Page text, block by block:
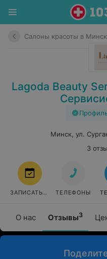
Салоны красоты в
Lagoda Beauty
О нас Отзывы3
Минск, ул.
3
ЗАПИСАТЬСЯ ТЕЛЕФОНЫ